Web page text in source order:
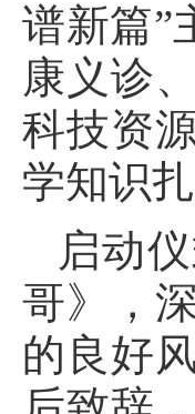
谱新篇”
康义诊
科技资
学知识
启动
哥》，
的良好